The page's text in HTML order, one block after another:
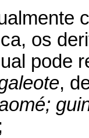
os
pode
,
;